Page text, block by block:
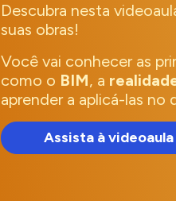
Descubra nesta
suas obras!
Você vai conhecer as
como o BIM, a
aprender a aplicá-las no
Assista à videoaula